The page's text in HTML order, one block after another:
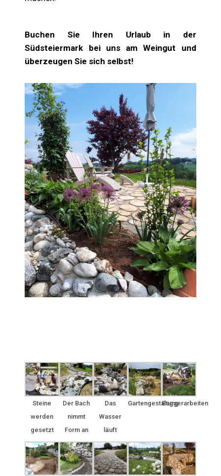
Buchen Sie Ihren Urlaub in der
Südsteiermark bei uns am Weingut und
überzeugen Sie sich selbst!
Steine
werden
gesetzt
Der Bach
nimmt
Form an
Das
Wasser
läuft
GartengestaltungBaggerarbeiten